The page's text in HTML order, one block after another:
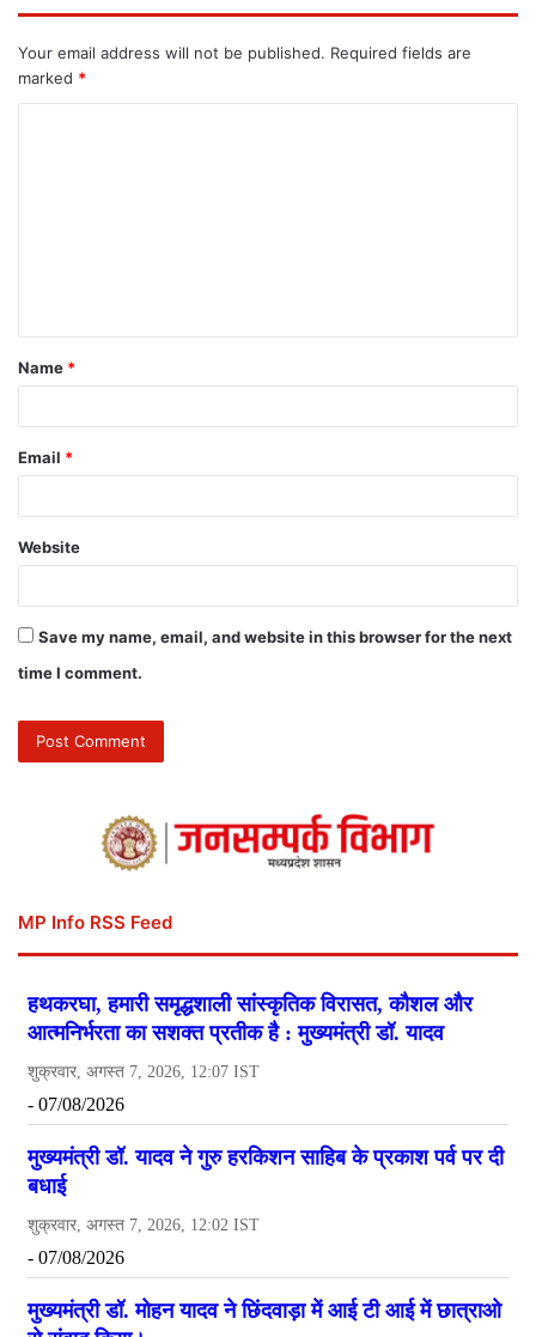
Your email address will not be published. Required fields are
marked *
Name *
Email *
Website
Save my name, email, and website in this browser for the next
time I comment.
MP Info RSS Feed